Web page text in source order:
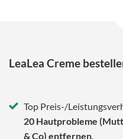
LeaLea Creme
Top Preis-/
20 Hautprobleme
& Co) entfernen.